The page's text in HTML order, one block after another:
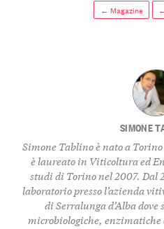
← Magazine
SIMONE
Simone Tablino è nato a
è laureato in Viticoltura ed
studi di Torino nel 2007. Dal
laboratorio presso l’azienda
di Serralunga d’Alba
microbiologiche,